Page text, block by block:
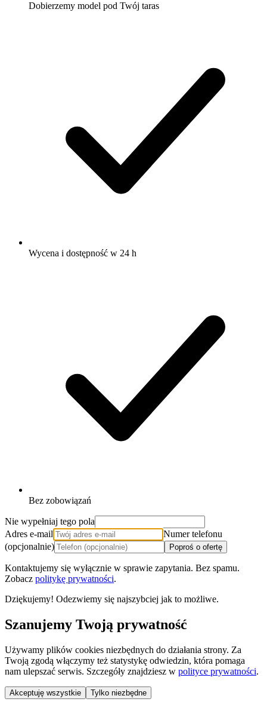
Dobierzemy model pod Twój taras
Wycena i dostępność w 24 h
Bez zobowiązań
Nie wypełniaj tego pola
Adres e-mail
Numer telefonu
(opcjonalnie)
Poproś o ofertę
Kontaktujemy się wyłącznie w sprawie zapytania. Bez spamu.
Zobacz politykę prywatności.
Dziękujemy! Odezwiemy się najszybciej jak to możliwe.
Szanujemy Twoją prywatność
Używamy plików cookies niezbędnych do działania strony. Za
Twoją zgodą włączymy też statystykę odwiedzin, która pomaga
nam ulepszać serwis. Szczegóły znajdziesz w polityce prywatności.
Akceptuję wszystkie Tylko niezbędne